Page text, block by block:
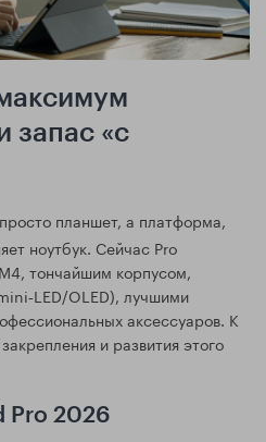
запас «с
планшет, а платформа,
ноутбук. Сейчас Pro
тончайшим корпусом,
OLED), лучшими
аксессуаров. К
и развития этого
Pro 2026